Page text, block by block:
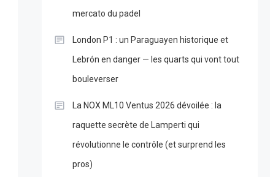
mercato du padel
London P1 : un Paraguayen historique et
Lebrón en danger — les quarts qui vont tout
bouleverser
La NOX ML10 Ventus 2026 dévoilée : la
raquette secrète de Lamperti qui
révolutionne le contrôle (et surprend les
pros)